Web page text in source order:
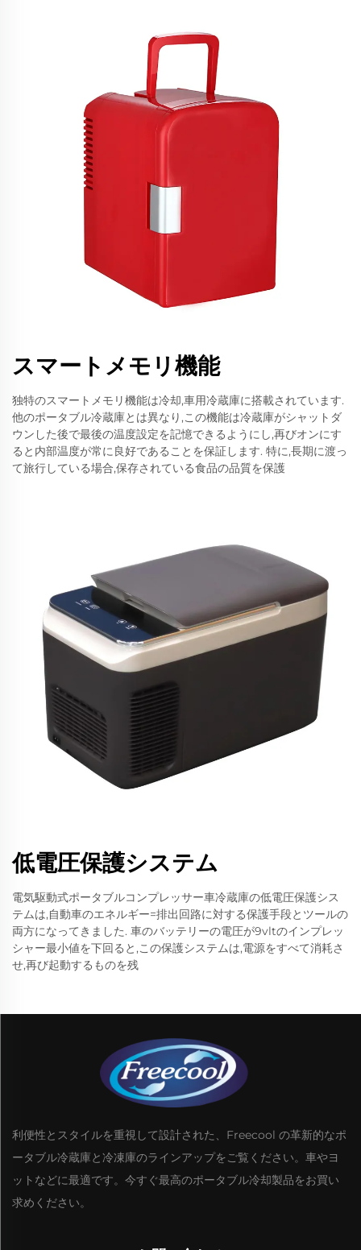
スマートメモリ機能
独特のスマートメモリ機能は冷却,車用冷蔵庫に搭載されています.
他のポータブル冷蔵庫とは異なり,この機能は冷蔵庫がシャットダ
ウンした後で最後の温度設定を記憶できるようにし,再びオンにす
ると内部温度が常に良好であることを保証します. 特に,長期に渡っ
て旅行している場合,保存されている食品の品質を保護
低電圧保護システム
電気駆動式ポータブルコンプレッサー車冷蔵庫の低電圧保護シス
テムは,自動車のエネルギー=排出回路に対する保護手段とツールの
両方になってきました. 車のバッテリーの電圧が9vltのインプレッ
シャー最小値を下回ると,この保護システムは,電源をすべて消耗さ
せ,再び起動するものを残
利便性とスタイルを重視して設計された、Freecool の革新的なポ
ータブル冷蔵庫と冷凍庫のラインアップをご覧ください。車やヨ
ットなどに最適です。今すぐ最高のポータブル冷却製品をお買い
求めください。